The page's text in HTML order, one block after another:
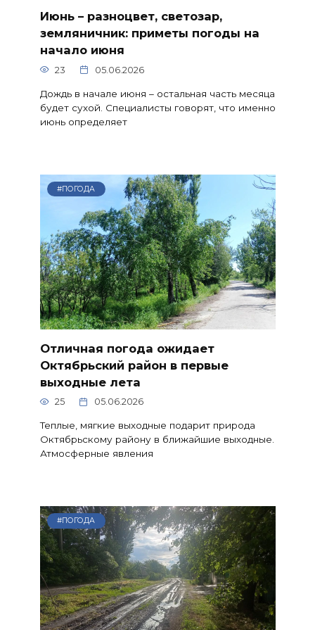
Июнь – разноцвет, светозар,
земляничник: приметы погоды на
начало июня
23 05.06.2026
Дождь в начале июня – остальная часть месяца
будет сухой. Специалисты говорят, что именно
июнь определяет
#ПОГОДА
Отличная погода ожидает
Октябрьский район в первые
выходные лета
25 05.06.2026
Теплые, мягкие выходные подарит природа
Октябрьскому району в ближайшие выходные.
Атмосферные явления
#ПОГОДА